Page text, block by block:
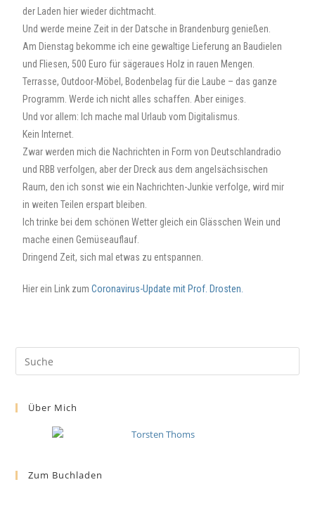
der Laden hier wieder dichtmacht.
Und werde meine Zeit in der Datsche in Brandenburg genießen.
Am Dienstag bekomme ich eine gewaltige Lieferung an Baudielen
und Fliesen, 500 Euro für sägeraues Holz in rauen Mengen.
Terrasse, Outdoor-Möbel, Bodenbelag für die Laube – das ganze
Programm. Werde ich nicht alles schaffen. Aber einiges.
Und vor allem: Ich mache mal Urlaub vom Digitalismus.
Kein Internet.
Zwar werden mich die Nachrichten in Form von Deutschlandradio
und RBB verfolgen, aber der Dreck aus dem angelsächsischen
Raum, den ich sonst wie ein Nachrichten-Junkie verfolge, wird mir
in weiten Teilen erspart bleiben.
Ich trinke bei dem schönen Wetter gleich ein Glässchen Wein und
mache einen Gemüseauflauf.
Dringend Zeit, sich mal etwas zu entspannen.
Hier ein Link zumCoronavirus-Update mit Prof. Drosten.
Über Mich
Zum Buchladen